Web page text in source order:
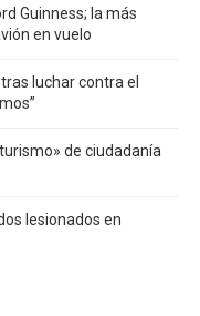
Guinness; la más
en vuelo
luchar contra el
de ciudadanía
lesionados en